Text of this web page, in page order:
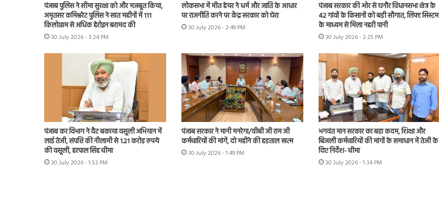
पंजाब पुलिस ने सीमा सुरक्षा को और मजबूत किया,
अमृतसर कमिश्नरेट पुलिस ने सात महीनों में 111
किलोग्राम से अधिक हेरोइन बरामद की
30 July 2026 - 3:24 PM
लोकसभा में मीत हेयर ने धर्म और जाति के आधार
पर राजनीति करने पर केंद्र सरकार को घेरा
30 July 2026 - 2:49 PM
पंजाब सरकार की ओर से घनौर विधानसभा क्षेत्र के
42 गांवों के किसानों को बड़ी सौगात, लिफ्ट सिस्टम
के माध्यम से मिला नहरी पानी
30 July 2026 - 2:25 PM
पंजाब कर विभाग ने वैट बकाया वसूली अभियान में
लाई तेजी, संपत्ति की नीलामी से 1.21 करोड़ रुपये
की वसूली, हरपाल सिंह चीमा
30 July 2026 - 1:53 PM
पंजाब सरकार ने मानी मनरेगा/वीबी जी राम जी
कर्मचारियों की मांगें, दो महीने की हड़ताल खत्म
30 July 2026 - 1:49 PM
भगवंत मान सरकार का बड़ा कदम, शिक्षा और
बिजली कर्मचारियों की मांगों के समाधान में तेजी के
दिए निर्देश- चीमा
30 July 2026 - 1:34 PM